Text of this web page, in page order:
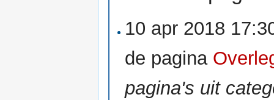
10 apr 2018
de pagina
pagina's uit